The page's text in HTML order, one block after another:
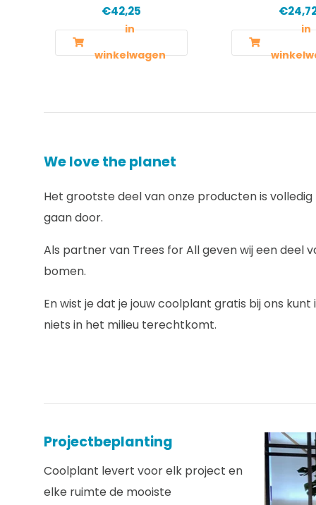
€42,25
in
winkelwagen
in
We love the planet
Het grootste deel van onze producten is
gaan door.
Als partner van Trees for All geven wij een
bomen.
En wist je dat je jouw coolplant gratis bij ons
niets in het milieu terechtkomt.
Projectbeplanting
Coolplant levert voor elk project en
elke ruimte de mooiste